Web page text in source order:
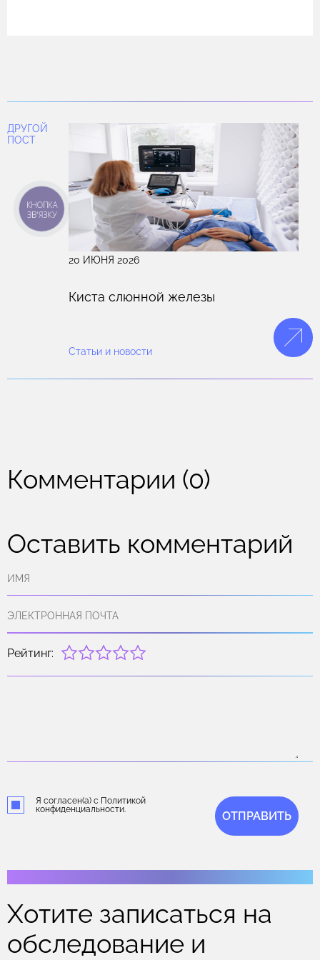
рассасываются, поскольку связаны с
морфологическими изменениями в стенке пузыря.
ДРУГОЙ
ПОСТ
20 ИЮНЯ 2026
Киста слюнной железы
Статьи и новости
Комментарии (0)
Оставить комментарий
Рейтинг:
Я согласен(а) с Политикой
конфиденциальности.
ОТПРАВИТЬ
Хотите записаться на
обследование и
КНОПКА
ЗВ'ЯЗКУ